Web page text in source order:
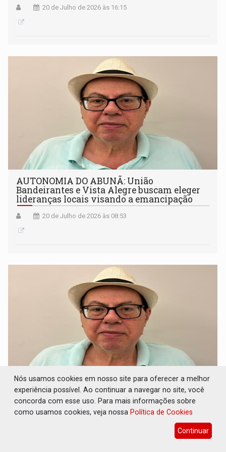
20 de Julho de 2026 às 16:15
AUTONOMIA DO ABUNÃ: União
Bandeirantes e Vista Alegre buscam eleger
lideranças locais visando a emancipação
20 de Julho de 2026 às 08:53
BANCADA DO PÓ: Mas nem tudo foram flores
com a bancada federal de Rondônia em sua
trajetória
Nós usamos cookies em nosso site para oferecer a melhor
experiência possível. Ao continuar a navegar no site, você
concorda com esse uso. Para mais informações sobre
como usamos cookies, veja nossa Política de Cookies
Continuar